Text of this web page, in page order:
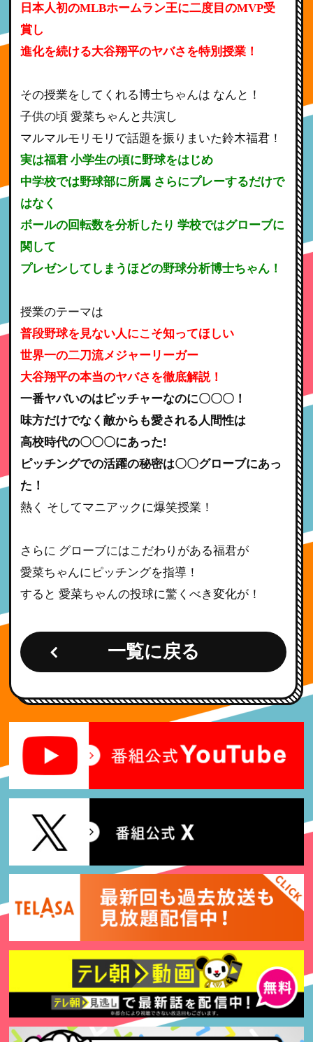
日本人初のMLBホームラン王に二度目のMVP受
賞し
進化を続ける大谷翔平のヤバさを特別授業！
その授業をしてくれる博士ちゃんは なんと！
子供の頃 愛菜ちゃんと共演し
マルマルモリモリで話題を振りまいた鈴木福君！
実は福君 小学生の頃に野球をはじめ
中学校では野球部に所属 さらにプレーするだけで
はなく
ボールの回転数を分析したり 学校ではグローブに
関して
プレゼンしてしまうほどの野球分析博士ちゃん！
授業のテーマは
普段野球を見ない人にこそ知ってほしい
世界一の二刀流メジャーリーガー
大谷翔平の本当のヤバさを徹底解説！
一番ヤバいのはピッチャーなのに〇〇〇！
味方だけでなく敵からも愛される人間性は
高校時代の〇〇〇にあった!
ピッチングでの活躍の秘密は〇〇グローブにあっ
た！
熱く そしてマニアックに爆笑授業！
さらに グローブにはこだわりがある福君が
愛菜ちゃんにピッチングを指導！
すると 愛菜ちゃんの投球に驚くべき変化が！
一覧に戻る